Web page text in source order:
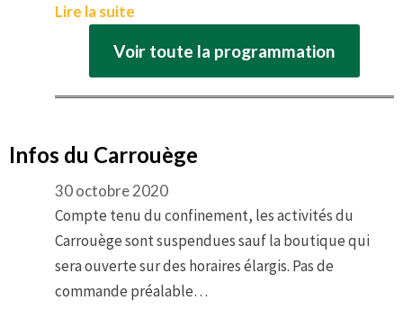
Lire la suite
Voir toute la programmation
Infos du Carrouège
30 octobre 2020
Compte tenu du confinement, les activités du
Carrouège sont suspendues sauf la boutique qui
sera ouverte sur des horaires élargis. Pas de
commande préalable…